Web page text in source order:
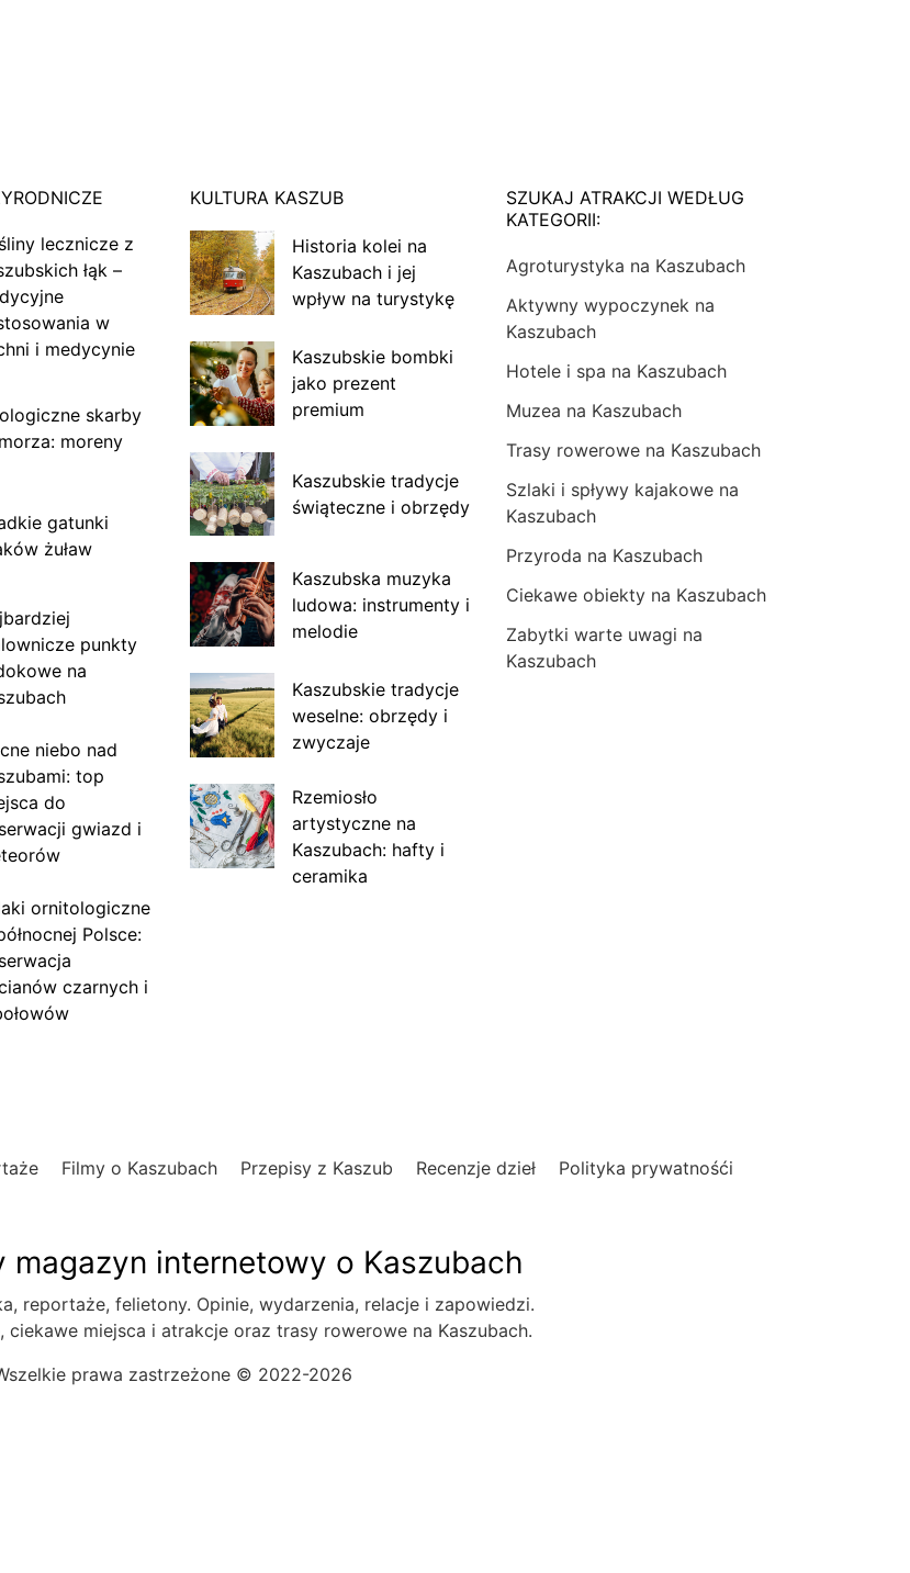
lecznicze z
łąk –
w
i medycynie
skarby
moreny
gatunki
żuław
punkty
na
niebo nad
top
do
gwiazd i
ornitologiczne
Polsce:
czarnych i
KULTURA KASZUB
Historia kolei na
Kaszubach i jej
wpływ na turystykę
Kaszubskie bombki
jako prezent
premium
Kaszubskie tradycje
świąteczne i obrzędy
Kaszubska muzyka
ludowa: instrumenty i
melodie
Kaszubskie tradycje
weselne: obrzędy i
zwyczaje
Rzemiosło
artystyczne na
Kaszubach: hafty i
ceramika
SZUKAJ ATRAKCJI WEDŁUG
KATEGORII:
Agroturystyka na Kaszubach
Aktywny wypoczynek na
Kaszubach
Hotele i spa na Kaszubach
Muzea na Kaszubach
Trasy rowerowe na Kaszubach
Szlaki i spływy kajakowe na
Kaszubach
Przyroda na Kaszubach
Ciekawe obiekty na Kaszubach
Zabytki warte uwagi na
Kaszubach
Filmy o Kaszubach Przepisy z Kaszub Recenzje dzieł Polityka prywatnośći
magazyn internetowy o Kaszubach
reportaże, felietony. Opinie, wydarzenia, relacje i zapowiedzi.
ciekawe miejsca i atrakcje oraz trasy rowerowe na Kaszubach.
prawa zastrzeżone © 2022-2026